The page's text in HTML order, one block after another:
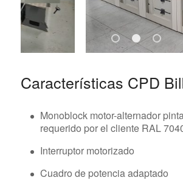
Características CPD
Monoblock motor-alternador
requerido por el cliente RAL
Interruptor motorizado
Cuadro de potencia adaptado